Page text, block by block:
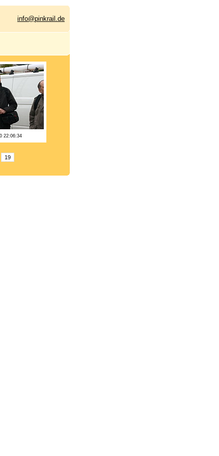
info@pinkrail.de
22:06:34
19